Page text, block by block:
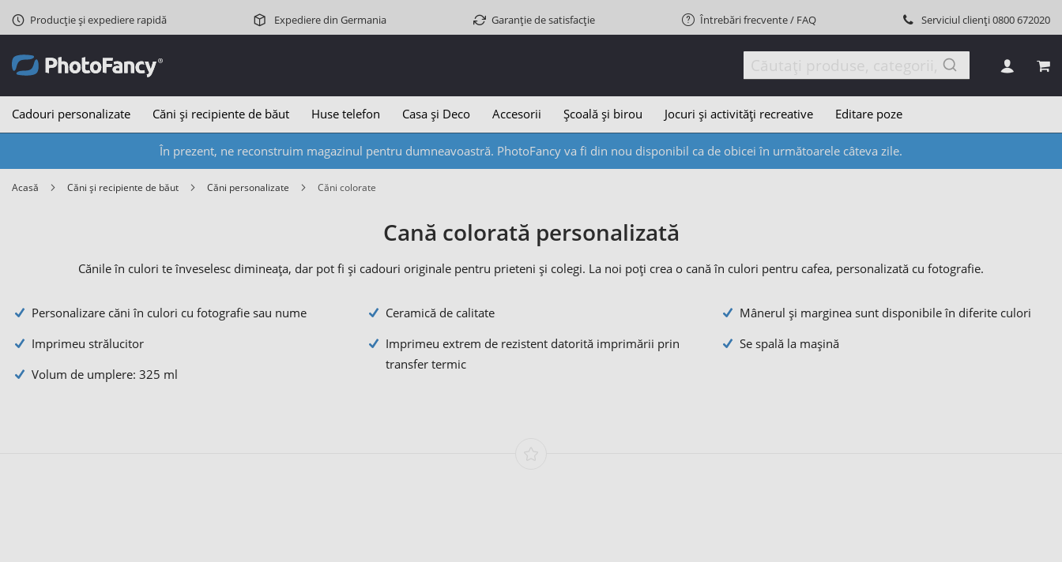
Producție și expediere rapidă Expediere din Germania Garanție de satisfacție Întrebări frecvente / FAQ Serviciul clienți0800 672020
Cadouri personalizate Căni și recipiente de băut Huse telefon Casa și Deco Accesorii Școală și birou Jocuri și activități recreative Editare poze
În prezent, ne reconstruim magazinul pentru dumneavoastră. PhotoFancy va fi din nou disponibil ca de obicei în următoarele câteva zile.
Acasă Căni și recipiente de băut Căni personalizate Căni colorate
Cană colorată personalizată
Cănile în culori te înveselesc dimineața, dar pot fi și cadouri originale pentru prieteni și colegi. La noi poți crea o cană în culori pentru cafea, personalizată cu fotografie.
Personalizare căni în culori cu fotografie sau nume
Imprimeu strălucitor
Volum de umplere: 325 ml
Ceramică de calitate
Imprimeu extrem de rezistent datorită imprimării prin
transfer termic
Mânerul și marginea sunt disponibile în diferite culori
Se spală la mașină